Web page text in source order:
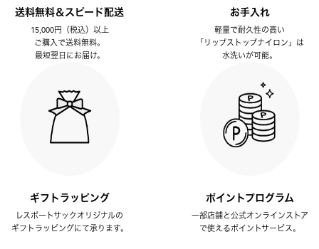
送料無料＆スピード配送
15,000円（税込）以上
ご購入で送料無料。
最短翌日にお届け。
お手入れ
軽量で耐久性の高い
「リップストップナイロン」は
水洗いが可能。
ギフトラッピング
レスポートサックオリジナルの
ギフトラッピングにて承ります。
ポイントプログラム
一部店舗と公式オンラインストア
で使えるポイントサービス。